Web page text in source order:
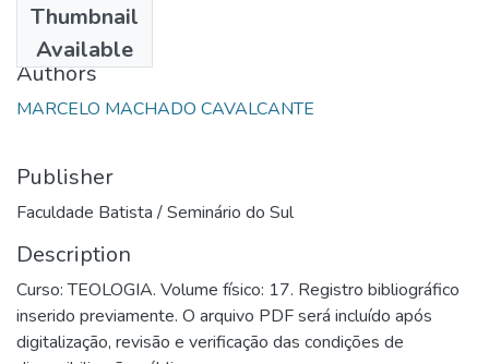
Thumbnail
Available
1995
Authors
MARCELO MACHADO CAVALCANTE
Publisher
Faculdade Batista / Seminário do Sul
Description
Curso: TEOLOGIA. Volume físico: 17. Registro bibliográfico
inserido previamente. O arquivo PDF será incluído após
digitalização, revisão e verificação das condições de